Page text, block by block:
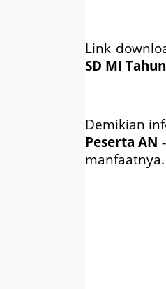
Link
SD MI
Demikian
Peserta AN
manfaatnya.